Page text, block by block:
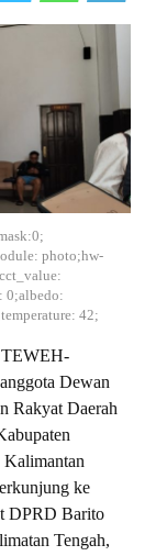
photo;hw-
0;albedo:
42;
Dewan
Rakyat Daerah
Kalimantan
ke
DPRD Barito
Tengah,